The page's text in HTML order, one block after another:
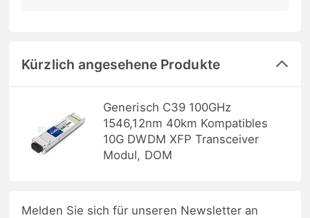
Kürzlich angesehene Produkte
Generisch C39 100GHz
1546,12nm 40km Kompatibles
10G DWDM XFP Transceiver
Modul, DOM
Melden Sie sich für unseren Newsletter an